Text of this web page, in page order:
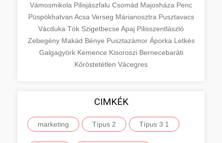
Vámosmikola Pilisjászfalu Csomád Majosháza Penc
Püspökhatvan Acsa Verseg Márianosztra Pusztavacs
Vácduka Tök Szigetbecse Apaj Pilisszentlászló
Zebegény Makád Bénye Pusztazámor Áporka Letkés
Galgagyörk Kemence Kisoroszi Bernecebaráti
Kőröstetétlen Vácegres
CIMKÉK
marketing Típus 2 Típus 3 1